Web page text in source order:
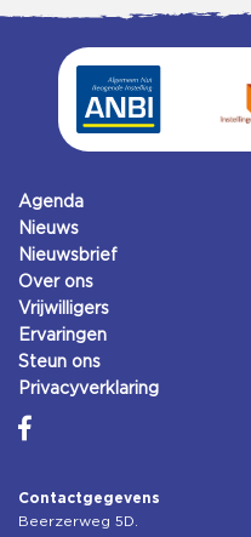
Agenda
Nieuws
Nieuwsbrief
Over ons
Vrijwilligers
Ervaringen
Steun ons
Privacyverklaring
Contactgegevens
Beerzerweg 5D.